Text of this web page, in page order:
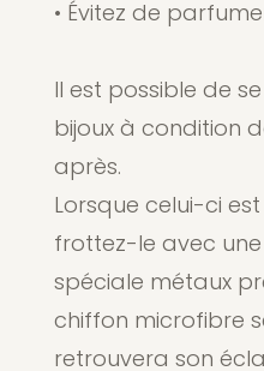
• Évitez de
Il est possible de
bijoux à condition
après.
Lorsque celui-ci
frottez-le avec
spéciale métaux
chiffon microfibre
retrouvera son